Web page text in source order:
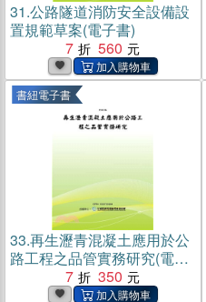
31.公路隧道消防安全設備設
置規範草案(電子書)
7
560
書紐電子書
33.再生瀝青混凝土應用於公
路工程之品管實務研究(電子
7 350